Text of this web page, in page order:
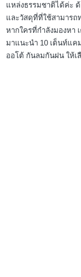
แหล่งธรรมชาติได้ค่ะ
และวัสดุที่ที่ใช้สามารถ
หากใครที่กำลังมองหา
มาแนะนำ 10 เต็นท์แค
ออโต้ กันลมกันฝน ให้เ